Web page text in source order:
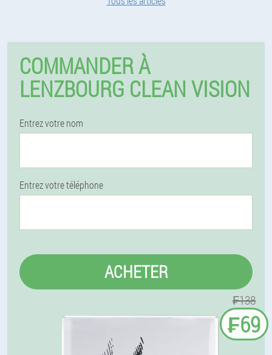
COMMANDER À
LENZBOURG CLEAN VISION
Entrez votre nom
Entrez votre téléphone
ACHETER
₣138
₣69